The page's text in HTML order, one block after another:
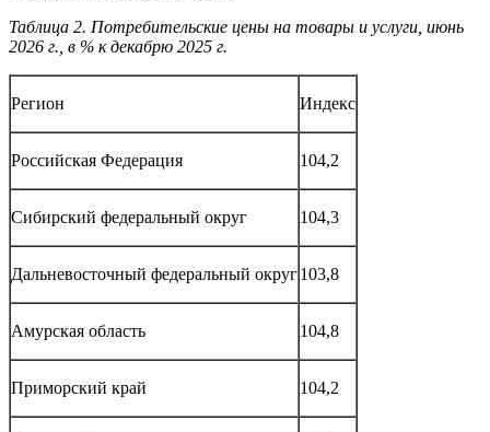
Таблица 2. Потребительские цены на товары и услуги, июнь
2026 г., в % к декабрю 2025 г.
Регион Индекс
Российская Федерация 104,2
Сибирский федеральный округ 104,3
Дальневосточный федеральный округ103,8
Амурская область 104,8
Приморский край 104,2